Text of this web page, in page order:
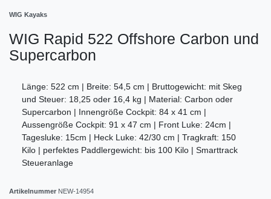
WIG Kayaks
WIG Rapid 522 Offshore Carbon und
Supercarbon
Länge: 522 cm | Breite: 54,5 cm | Bruttogewicht: mit Skeg
und Steuer: 18,25 oder 16,4 kg | Material: Carbon oder
Supercarbon | Innengröße Cockpit: 84 x 41 cm |
Aussengröße Cockpit: 91 x 47 cm | Front Luke: 24cm |
Tagesluke: 15cm | Heck Luke: 42/30 cm | Tragkraft: 150
Kilo | perfektes Paddlergewicht: bis 100 Kilo | Smarttrack
Steueranlage
Artikelnummer NEW-14954